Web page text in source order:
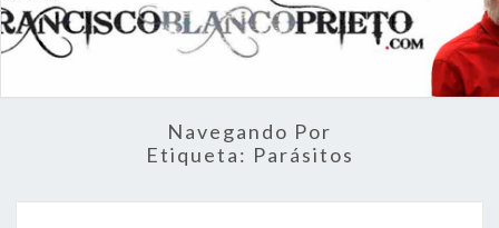
DE
BREVE
RECORRIDO
VITAL Y
ACTUALIDAD
Navegando Por
Etiqueta: Parásitos